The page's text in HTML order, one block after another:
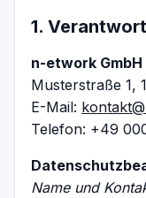
1.
n-etwork GmbH
Musterstraße 1,
E-Mail:
Telefon: +49
Name und